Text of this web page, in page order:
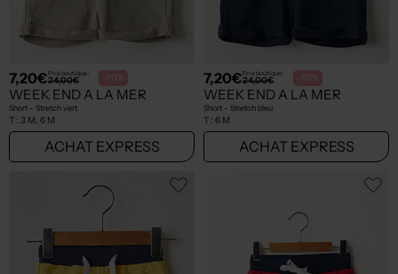
7,20€Prix boutique :
24,00€ -70%
WEEK END A LA MER
Short - Stretch vert
T : 3 M, 6 M
ACHAT EXPRESS
7,20€Prix boutique :
24,00€ -70%
WEEK END A LA MER
Short - Stretch bleu
T : 6 M
ACHAT EXPRESS